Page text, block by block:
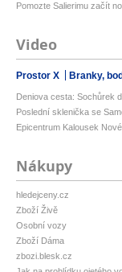
Pomozte Salierimu začít
Video
Prostor X Branky,
Deniova cesta: Sochůrek
Poslední sklenička se
Epicentrum Kalousek
Nákupy
hledejceny.cz
Zboží Živě
Osobní vozy
Zboží Dáma
zbozi.blesk.cz